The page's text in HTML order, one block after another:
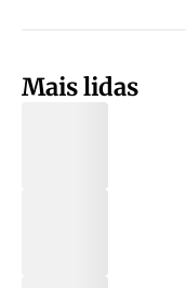
Mais lidas